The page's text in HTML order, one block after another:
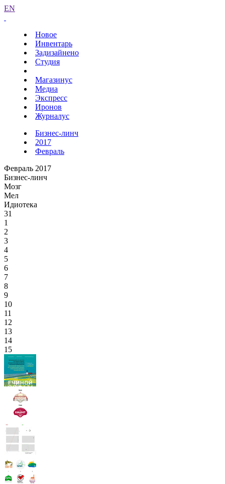
EN
Новое
Инвентарь
Задизайнено
Студия
Магазинус
Медиа
Экспресс
Иронов
Журналус
Бизнес-линч
2017
Февраль
Февраль 2017
Бизнес-линч
Мозг
Мел
Идиотека
31
1
2
3
4
5
6
7
8
9
10
11
12
13
14
15